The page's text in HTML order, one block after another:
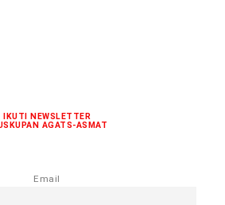
IKUTI NEWSLETTER
AGATS-ASMAT
Email